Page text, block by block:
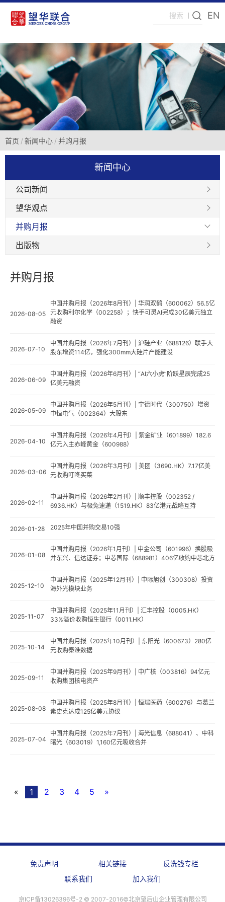
EN
首页 新闻中心 并购月报
新闻中心
公司新闻
望华观点
并购月报
出版物
并购月报
中国并购月报（2026年8月刊）| 华润双鹤（600062）56.5亿
元收购利尔化学（002258）；快手可灵AI完成30亿美元独立
融资
2026-08-05
中国并购月报（2026年7月刊）| 沪硅产业（688126）联手大
股东增资114亿，强化300mm大硅片产能建设
2026-07-10
中国并购月报（2026年6月刊）| “AI六小虎”阶跃星辰完成25
亿美元融资
2026-06-09
中国并购月报（2026年5月刊）| 宁德时代（300750）增资
中恒电气（002364）大股东
2026-05-09
中国并购月报（2026年4月刊）| 紫金矿业（601899）182.6
亿元入主赤峰黄金（600988）
2026-04-10
中国并购月报（2026年3月刊）| 美团（3690.HK）7.17亿美
元收购叮咚买菜
2026-03-06
中国并购月报（2026年2月刊）| 顺丰控股（002352 /
6936.HK）与极兔速递（1519.HK）83亿港元战略互持
2026-02-11
2025年中国并购交易10强
2026-01-28
中国并购月报（2026年1月刊）| 中金公司（601996）换股吸
并东兴、信达证券；中芯国际（688981）406亿收购中芯北方
2026-01-08
中国并购月报（2025年12月刊）| 中际旭创（300308）投资
海外光模块业务
2025-12-10
中国并购月报（2025年11月刊）| 汇丰控股（0005.HK）
33%溢价收购恒生银行（0011.HK）
2025-11-07
中国并购月报（2025年10月刊）| 东阳光（600673）280亿
元收购秦淮数据
2025-10-14
中国并购月报（2025年9月刊）| 中广核（003816）94亿元
收购集团核电资产
2025-09-11
中国并购月报（2025年8月刊）| 恒瑞医药（600276）与葛兰
素史克达成125亿美元协议
2025-08-08
中国并购月报（2025年7月刊）| 海光信息（688041）、中科
曙光（603019）1,160亿元吸收合并
2025-07-04
« 1 2 3 4 5 »
免责声明 相关链接
反洗钱专栏
联系我们
加入我们
京ICP备13026396号-2 ©️ 2007-2016©北京望后山企业管理有限公司